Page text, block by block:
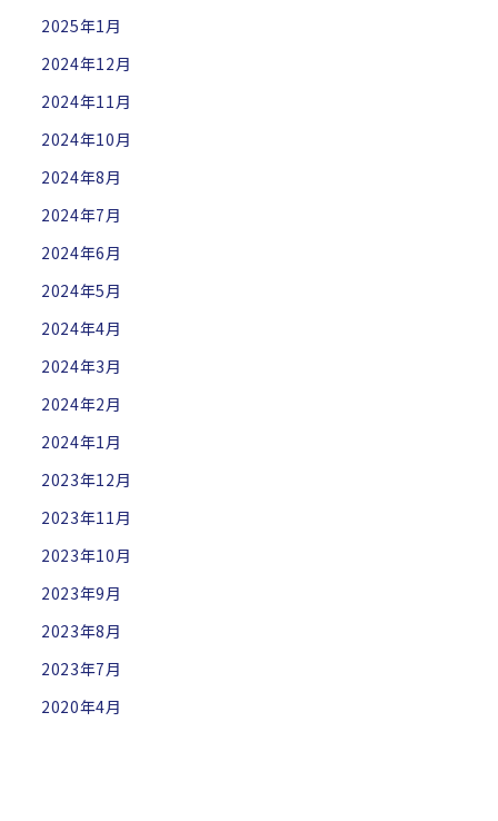
2025年1月
2024年12月
2024年11月
2024年10月
2024年8月
2024年7月
2024年6月
2024年5月
2024年4月
2024年3月
2024年2月
2024年1月
2023年12月
2023年11月
2023年10月
2023年9月
2023年8月
2023年7月
2020年4月